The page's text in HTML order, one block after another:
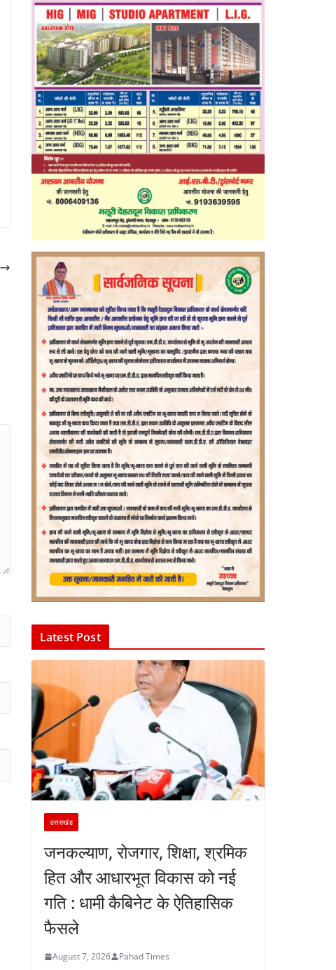
Latest Post
उत्तराखंड
जनकल्याण, रोजगार, शिक्षा, श्रमिक
हित और आधारभूत विकास को नई
गति : धामी कैबिनेट के ऐतिहासिक
फैसले
August 7, 2026 Pahad Times